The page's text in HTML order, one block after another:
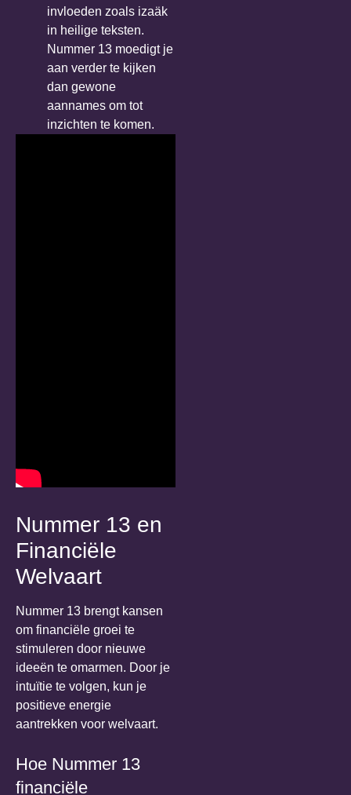
invloeden zoals izaäk
in heilige teksten.
Nummer 13 moedigt je
aan verder te kijken
dan gewone
aannames om tot
inzichten te komen.
Nummer 13 en
Financiële
Welvaart
Nummer 13 brengt kansen
om financiële groei te
stimuleren door nieuwe
ideeën te omarmen. Door je
intuïtie te volgen, kun je
positieve energie
aantrekken voor welvaart.
Hoe Nummer 13
financiële